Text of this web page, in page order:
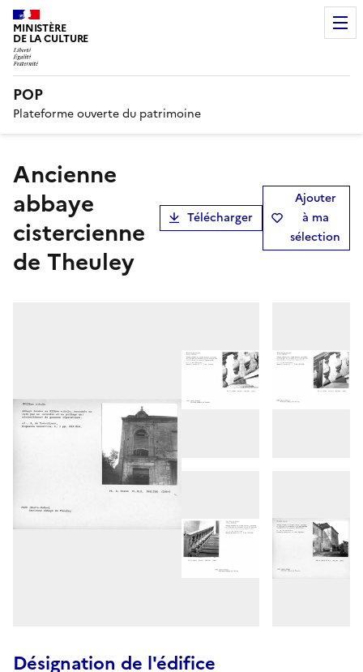
MINISTÈRE
DE LA CULTURE
POP
Plateforme ouverte du patrimoine
Ancienne
abbaye
cistercienne
de Theuley
Télécharger
Ajouter
à ma
sélection
Désignation de l'édifice